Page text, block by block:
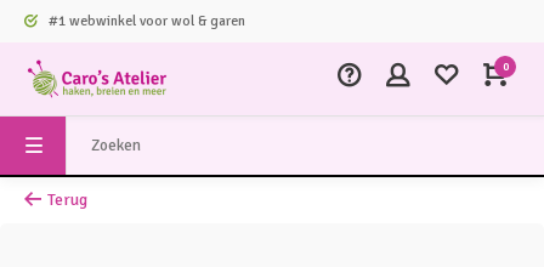
#1 webwinkel voor wol & garen
0
Terug